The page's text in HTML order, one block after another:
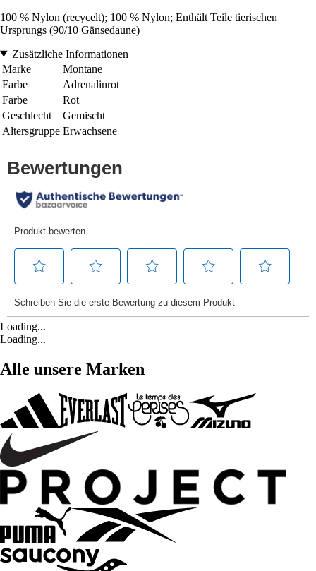
100 % Nylon (recycelt); 100 % Nylon; Enthält Teile tierischen
Ursprungs (90/10 Gänsedaune)
Zusätzliche Informationen
Marke
Montane
Farbe
Adrenalinrot
Farbe
Rot
Geschlecht
Gemischt
Altersgruppe Erwachsene
Loading...
Loading...
Alle unsere Marken